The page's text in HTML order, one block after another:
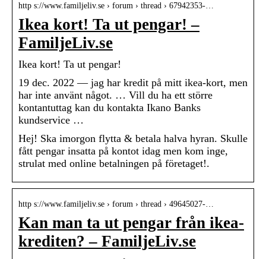
http s://www.familjeliv.se › forum › thread › 67942353-…
Ikea kort! Ta ut pengar! –
FamiljeLiv.se
Ikea kort! Ta ut pengar!
19 dec. 2022 — jag har kredit på mitt ikea-kort, men
har inte använt något. … Vill du ha ett större
kontantuttag kan du kontakta Ikano Banks
kundservice …
Hej! Ska imorgon flytta & betala halva hyran. Skulle
fått pengar insatta på kontot idag men kom inge,
strulat med online betalningen på företaget!.
http s://www.familjeliv.se › forum › thread › 49645027-…
Kan man ta ut pengar från ikea-
krediten? – FamiljeLiv.se